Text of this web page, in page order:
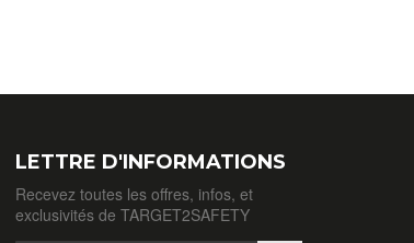
LETTRE D'INFORMATIONS
Recevez toutes les offres, infos, et
exclusivités de TARGET2SAFETY